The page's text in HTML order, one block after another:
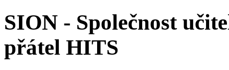
SION - Společnost
přátel HITS